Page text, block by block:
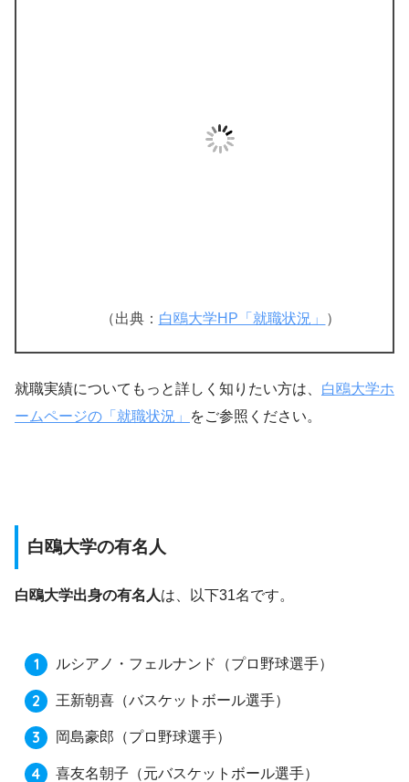
（出典： 白鴎大学HP「就職状況」 ）
就職実績についてもっと詳しく知りたい方は、 白鴎大学ホ
ームページの「就職状況」
をご参照ください。
白鴎大学の有名人
白鴎大学出身の有名人は、以下31名です。
ルシアノ・フェルナンド （プロ野球選手）
王新朝喜 （バスケットボール選手）
岡島豪郎 （プロ野球選手）
喜友名朝子 （元バスケットボール選手）